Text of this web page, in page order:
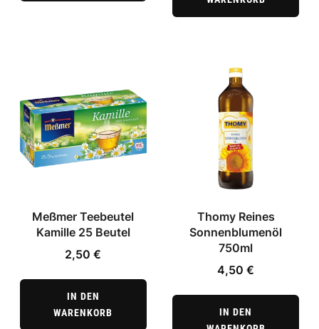
Meßmer Teebeutel
Kamille 25 Beutel
2,50€
IN DEN
WARENKORB
Thomy Reines
Sonnenblumenöl
750ml
4,50€
IN DEN